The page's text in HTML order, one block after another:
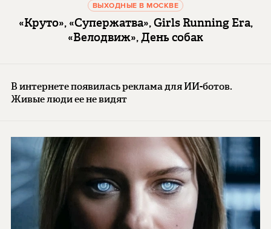
ВЫХОДНЫЕ В МОСКВЕ
«Круто», «Супержатва», Girls Running Era,
«Велодвиж», День собак
В интернете появилась реклама для ИИ-ботов.
Живые люди ее не видят